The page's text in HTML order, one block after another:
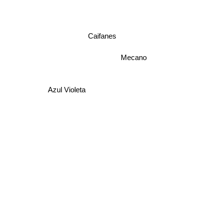
Caifanes
Mecano
Azul Violeta